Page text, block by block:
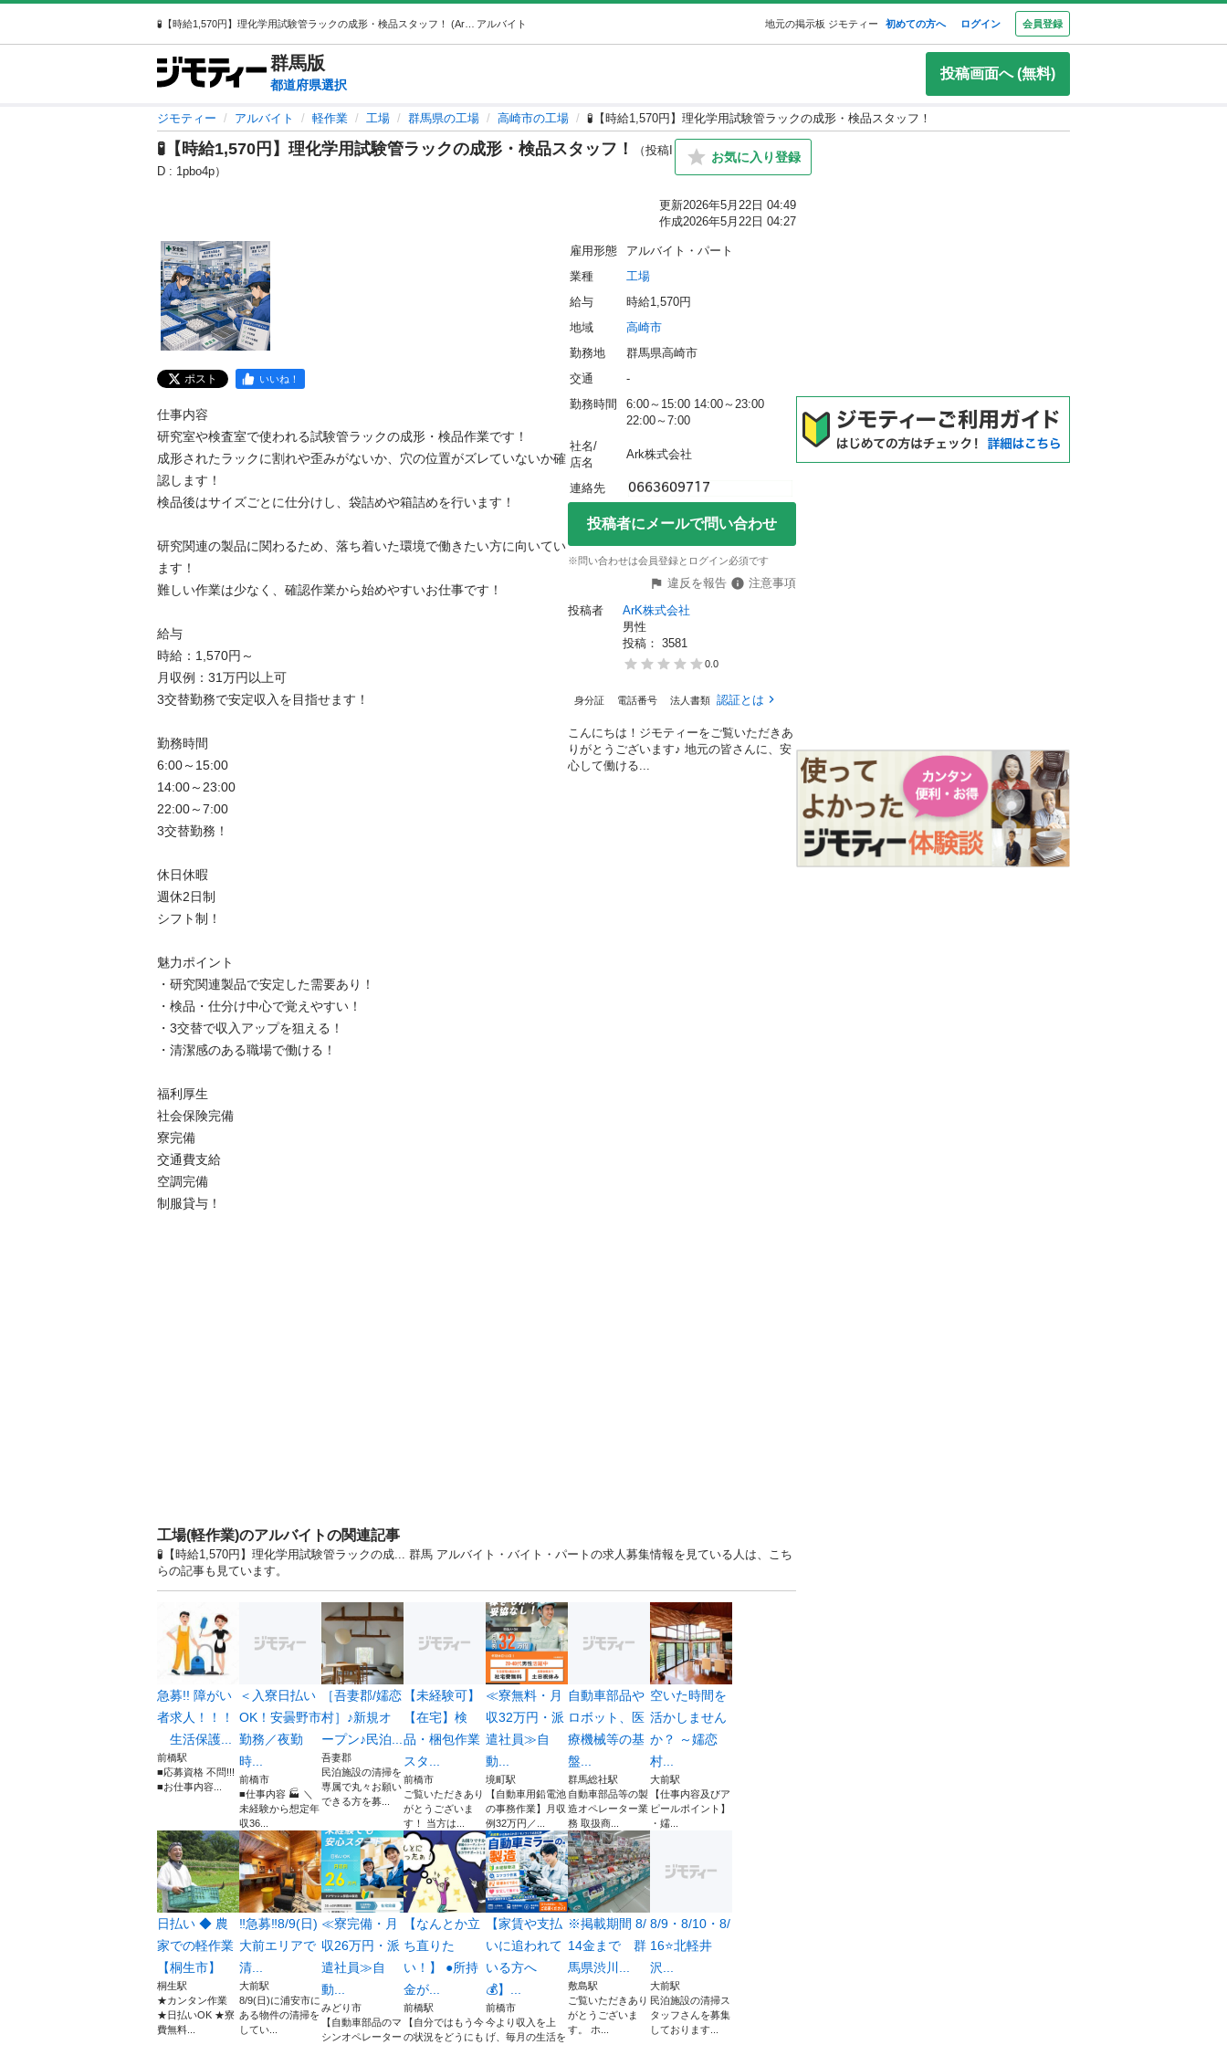
アルバイト 地元の掲示板 ジモティー 初めての方へ ログイン 会員登録
群馬版
都道府県選択
投稿画面へ (無料)
ジモティー アルバイト 軽作業 工場 群馬県の工場 高崎市の工場 🧪【時給1,570円】理化学用試験管ラックの成形・検品スタッフ！
🧪【時給1,570円】理化学用試験管ラックの成形・検品スタッフ！
（投稿I
D : 1pbo4p）
お気に入り登録
更新2026年5月22日 04:49
作成2026年5月22日 04:27
ポスト いいね！
仕事内容
研究室や検査室で使われる試験管ラックの成形・検品作業です！
成形されたラックに割れや歪みがないか、穴の位置がズレていないか確
認します！
検品後はサイズごとに仕分けし、袋詰めや箱詰めを行います！
研究関連の製品に関わるため、落ち着いた環境で働きたい方に向いてい
ます！
難しい作業は少なく、確認作業から始めやすいお仕事です！
給与
時給：1,570円～
月収例：31万円以上可
3交替勤務で安定収入を目指せます！
勤務時間
6:00～15:00
14:00～23:00
22:00～7:00
3交替勤務！
休日休暇
週休2日制
シフト制！
魅力ポイント
・研究関連製品で安定した需要あり！
・検品・仕分け中心で覚えやすい！
・3交替で収入アップを狙える！
・清潔感のある職場で働ける！
福利厚生
社会保険完備
寮完備
交通費支給
空調完備
制服貸与！
雇用形態
アルバイト・パート
業種
工場
給与
時給1,570円
地域
高崎市
勤務地
群馬県高崎市
交通
-
勤務時間
6:00～15:00 14:00～23:00
22:00～7:00
社名/
店名
Ark株式会社
連絡先
投稿者にメールで問い合わせ
※問い合わせは会員登録とログイン必須です
違反を報告
注意事項
投稿者
ArK株式会社
男性
投稿： 3581
0.0
身分証 電話番号 法人書類 認証とは
こんにちは！ジモティーをご覧いただきあ
りがとうございます♪ 地元の皆さんに、安
心して働ける...
工場(軽作業)のアルバイトの関連記事
🧪【時給1,570円】理化学用試験管ラックの成... 群馬 アルバイト・バイト・パートの求人募集情報を見ている人は、こち
らの記事も見ています。
急募!! 障がい
者求人！！！
生活保護...
前橋駅
■応募資格 不問!!!
■お仕事内容...
＜入寮日払い
OK！安曇野市
勤務／夜勤
時...
前橋市
■仕事内容 🏭 ＼
未経験から想定年
収36...
［吾妻郡/嬬恋
村］♪新規オ
ープン♪民泊...
吾妻郡
民泊施設の清掃を
専属で丸々お願い
できる方を募...
【未経験可】
【在宅】検
品・梱包作業
スタ...
前橋市
ご覧いただきあり
がとうございま
す！ 当方は...
≪寮無料・月
収32万円・派
遣社員≫自
動...
境町駅
【自動車用鉛電池
の事務作業】月収
例32万円／...
自動車部品や
ロボット、医
療機械等の基
盤...
群馬総社駅
自動車部品等の製
造オペレーター業
務 取扱商...
空いた時間を
活かしません
か？ ～嬬恋
村...
大前駅
【仕事内容及びア
ピールポイント】
・嬬...
日払い ◆ 農
家での軽作業
【桐生市】
桐生駅
★カンタン作業
★日払いOK ★寮
費無料...
‼️急募‼️8/9(日)
大前エリアで
清...
大前駅
8/9(日)に浦安市に
ある物件の清掃を
してい...
≪寮完備・月
収26万円・派
遣社員≫自
動...
みどり市
【自動車部品のマ
シンオペレーター
【なんとか立
ち直りた
い！】 ●所持
金が...
前橋駅
【自分ではもう今
の状況をどうにも
【家賃や支払
いに追われて
いる方へ
💰】...
前橋市
今より収入を上
げ、毎月の生活を
※掲載期間 8/
14金まで 群
馬県渋川...
敷島駅
ご覧いただきあり
がとうございま
す。 ホ...
8/9・8/10・8/
16⭐️北軽井
沢...
大前駅
民泊施設の清掃ス
タッフさんを募集
しております...